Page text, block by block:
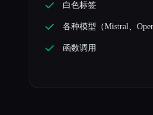
白色标签
各种模型（Mistral、
函数调用